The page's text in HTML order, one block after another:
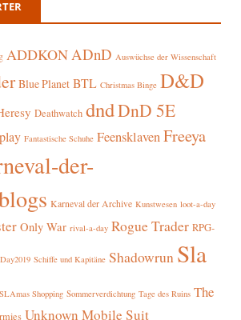
ADDKON ADnD Auswüchse der Wissenschaft
Blue Planet BTL Christmas Binge D&D
Deathwatch dndDnD 5E
Fantastische Schuhe FeensklavenFreeya
der-
Karneval der Archive Kunstwesen loot-a-day
Only War rival-a-day Rogue Trader RPG-
Schiffe und Kapitäne Shadowrun Sla
SLAmas Shopping Sommerverdichtung Tage des Ruins The
Unknown Mobile Suit